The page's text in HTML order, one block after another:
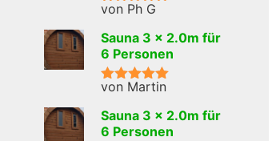
Bewertet mit
von Ph G
Sauna 3 x 2.0m für
6 Personen
Bewertet mit
von Martin
Sauna 3 x 2.0m für
6 Personen